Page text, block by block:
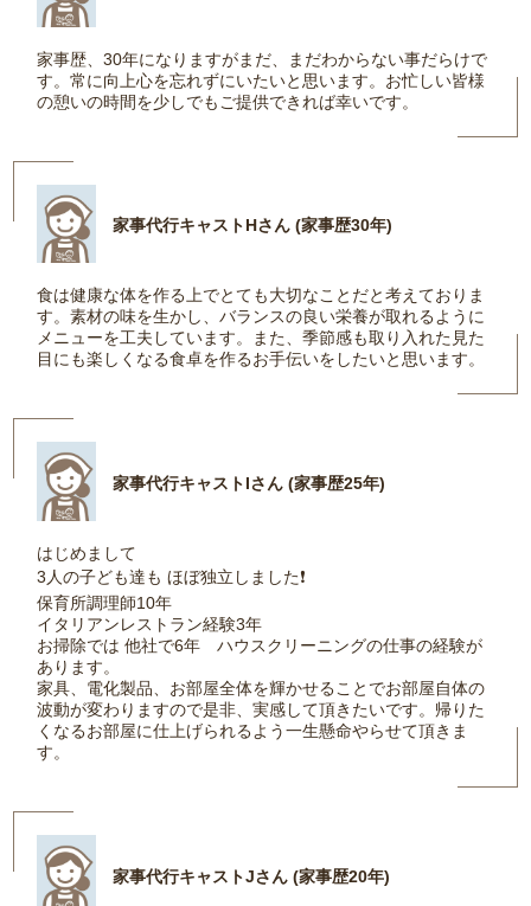
家事歴、30年になりますがまだ、まだわからない事だらけで
す。常に向上心を忘れずにいたいと思います。お忙しい皆様
の憩いの時間を少しでもご提供できれば幸いです。
家事代行キャストHさん (家事歴30年)
食は健康な体を作る上でとても大切なことだと考えておりま
す。素材の味を生かし、バランスの良い栄養が取れるように
メニューを工夫しています。また、季節感も取り入れた見た
目にも楽しくなる食卓を作るお手伝いをしたいと思います。
家事代行キャストIさん (家事歴25年)
はじめまして
3人の子ども達も ほぼ独立しました❗️
保育所調理師10年
イタリアンレストラン経験3年
お掃除では 他社で6年 ハウスクリーニングの仕事の経験が
あります。
家具、電化製品、お部屋全体を輝かせることでお部屋自体の
波動が変わりますので是非、実感して頂きたいです。帰りた
くなるお部屋に仕上げられるよう一生懸命やらせて頂きま
す。
家事代行キャストJさん (家事歴20年)